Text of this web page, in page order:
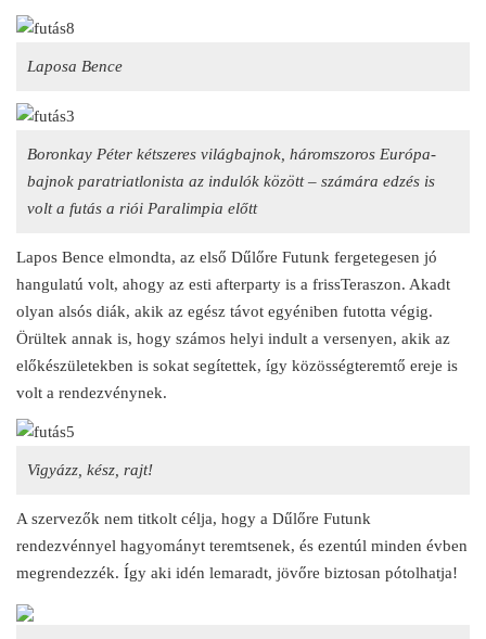
Laposa Bence
Boronkay Péter kétszeres világbajnok, háromszoros Európa-
bajnok paratriatlonista az indulók között – számára edzés is
volt a futás a riói Paralimpia előtt
Lapos Bence elmondta, az első Dűlőre Futunk fergetegesen jó
hangulatú volt, ahogy az esti afterparty is a frissTeraszon. Akadt
olyan alsós diák, akik az egész távot egyéniben futotta végig.
Örültek annak is, hogy számos helyi indult a versenyen, akik az
előkészületekben is sokat segítettek, így közösségteremtő ereje is
volt a rendezvénynek.
Vigyázz, kész, rajt!
A szervezők nem titkolt célja, hogy a Dűlőre Futunk
rendezvénnyel hagyományt teremtsenek, és ezentúl minden évben
megrendezzék. Így aki idén lemaradt, jövőre biztosan pótolhatja!